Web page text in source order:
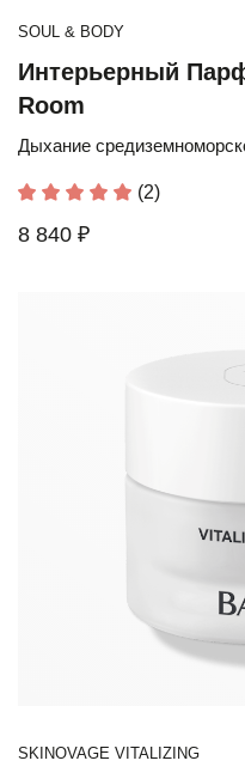
SOUL & BODY
Интерьерный
Room
Дыхание
(2)
8 840 ₽
SKINOVAGE VITALIZING